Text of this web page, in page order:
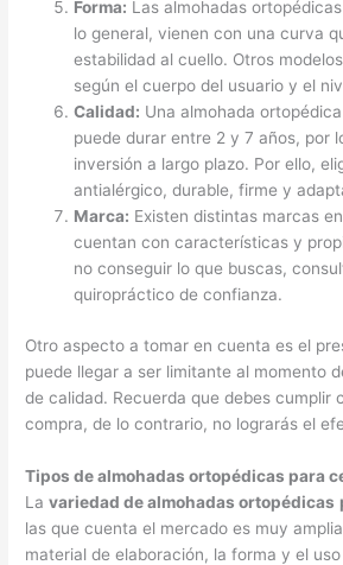
Forma: Las almohadas
lo general, vienen con una curva
estabilidad al cuello. Otros
según el cuerpo del usuario y el
Calidad: Una almohada
puede durar entre 2 y 7 años, por
inversión a largo plazo. Por ello,
antialérgico, durable, firme y
Marca: Existen distintas marcas
cuentan con características y
no conseguir lo que buscas,
quiropráctico de confianza.
Otro aspecto a tomar en cuenta es el
puede llegar a ser limitante al momento
de calidad. Recuerda que debes cumplir
compra, de lo contrario, no lograrás el
Tipos de almohadas ortopédicas para
Lavariedad de almohadas ortopédicas
las que cuenta el mercado es muy
material de elaboración, la forma y el